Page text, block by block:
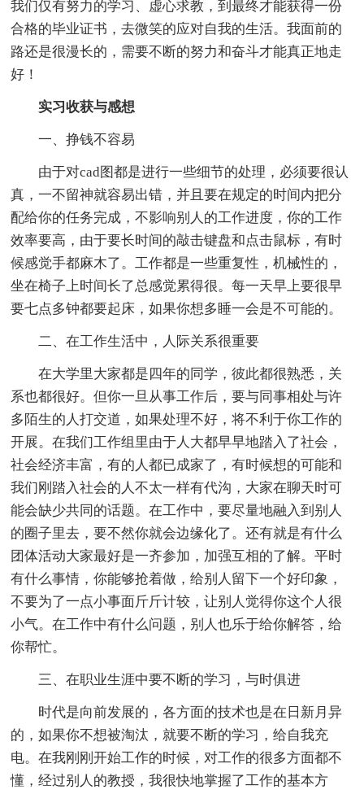
我们仅有努力的学习、虚心求教，到最终才能获得一份
合格的毕业证书，去微笑的应对自我的生活。我面前的
路还是很漫长的，需要不断的努力和奋斗才能真正地走
好！
实习收获与感想
一、挣钱不容易
由于对cad图都是进行一些细节的处理，必须要很认
真，一不留神就容易出错，并且要在规定的时间内把分
配给你的任务完成，不影响别人的工作进度，你的工作
效率要高，由于要长时间的敲击键盘和点击鼠标，有时
候感觉手都麻木了。工作都是一些重复性，机械性的，
坐在椅子上时间长了总感觉累得很。每一天早上要很早
要七点多钟都要起床，如果你想多睡一会是不可能的。
二、在工作生活中，人际关系很重要
在大学里大家都是四年的同学，彼此都很熟悉，关
系也都很好。但你一旦从事工作后，要与同事相处与许
多陌生的人打交道，如果处理不好，将不利于你工作的
开展。在我们工作组里由于人大都早早地踏入了社会，
社会经济丰富，有的人都已成家了，有时候想的可能和
我们刚踏入社会的人不太一样有代沟，大家在聊天时可
能会缺少共同的话题。在工作中，要尽量地融入到别人
的圈子里去，要不然你就会边缘化了。还有就是有什么
团体活动大家最好是一齐参加，加强互相的了解。平时
有什么事情，你能够抢着做，给别人留下一个好印象，
不要为了一点小事面斤斤计较，让别人觉得你这个人很
小气。在工作中有什么问题，别人也乐于给你解答，给
你帮忙。
三、在职业生涯中要不断的学习，与时俱进
时代是向前发展的，各方面的技术也是在日新月异
的，如果你不想被淘汰，就要不断的学习，给自我充
电。在我刚刚开始工作的时候，对工作的很多方面都不
懂，经过别人的教授，我很快地掌握了工作的基本方